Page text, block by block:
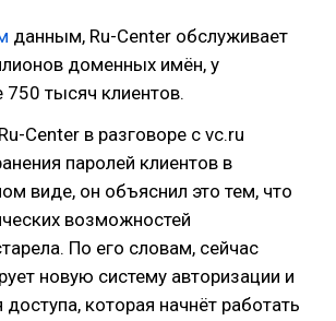
данным, Ru-Center обслуживает
доменных имён, у
750 тысяч клиентов.
Center в разговоре с vc.ru
паролей клиентов в
виде, он объяснил это тем, что
возможностей
По его словам, сейчас
новую систему авторизации и
доступа, которая начнёт работать